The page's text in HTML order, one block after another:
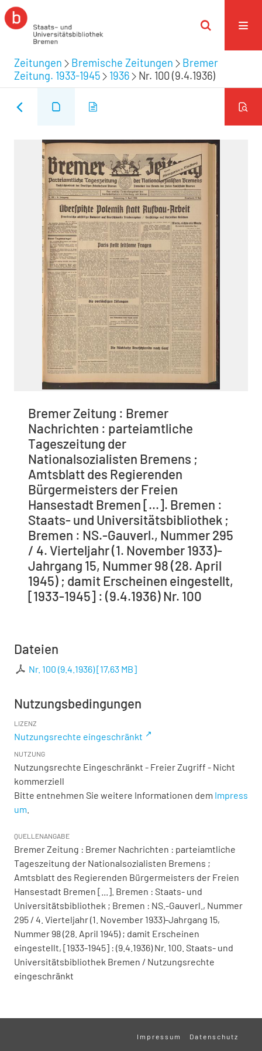
Zeitungen Bremische Zeitungen
Bremer
Zeitung. 1933-1945
1936 Nr. 100 (9.4.1936)
Bremer Zeitung : Bremer
Nachrichten : parteiamtliche
Tageszeitung der
Nationalsozialisten Bremens ;
Amtsblatt des Regierenden
Bürgermeisters der Freien
Hansestadt Bremen [...]. Bremen :
Staats- und Universitätsbibliothek ;
Bremen : NS.-Gauverl., Nummer 295
/ 4. Vierteljahr (1. November 1933)-
Jahrgang 15, Nummer 98 (28. April
1945) ; damit Erscheinen eingestellt,
[1933-1945] : (9.4.1936) Nr. 100
Dateien
Nr. 100 (9.4.1936)[17,63 MB]
Nutzungsbedingungen
LIZENZ
Nutzungsrechte eingeschränkt
NUTZUNG
Nutzungsrechte Eingeschränkt - Freier Zugriff - Nicht
kommerziell
Bitte entnehmen Sie weitere Informationen dem Impress
um
QUELLENANGABE
Bremer Zeitung : Bremer Nachrichten : parteiamtliche
Tageszeitung der Nationalsozialisten Bremens ;
Amtsblatt des Regierenden Bürgermeisters der Freien
Hansestadt Bremen [...]. Bremen : Staats- und
Universitätsbibliothek ; Bremen : NS.-Gauverl., Nummer
295 / 4. Vierteljahr (1. November 1933)-Jahrgang 15,
Nummer 98 (28. April 1945) ; damit Erscheinen
eingestellt, [1933-1945] : (9.4.1936) Nr. 100. Staats- und
Universitätsbibliothek Bremen / Nutzungsrechte
eingeschränkt
Impressum Datenschutz